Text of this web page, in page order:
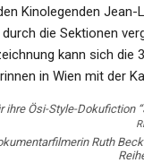
Kinolegenden
die Sektionen
kann sich die
in Wien mit der
ihre Ösi-Style-Dokufiction
Ruth